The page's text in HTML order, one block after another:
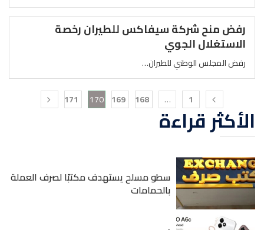
رفض منح شركة سيفاكس للطيران رخصة
الاستغلال الجوي
رفض المجلس الوطني للطيران…
1
…
168
169
170
171
الأكثر قراءة
سطو مسلح يستهدف مكتبًا لصرف العملة
بالحمامات